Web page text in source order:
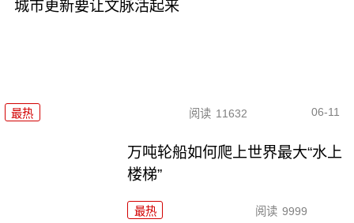
城市更新要让文脉活起来
最热 阅读 11632 06-11
万吨轮船如何爬上世界最大“水上
楼梯”
最热 阅读 9999